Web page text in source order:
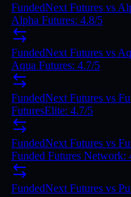
FundedNext Futures vs
Alpha Futures: 4.8/5
FundedNext Futures vs
Aqua Futures: 4.7/5
FundedNext Futures vs
FuturesElite: 4.7/5
FundedNext Futures vs
Funded Futures Network:
FundedNext Futures vs